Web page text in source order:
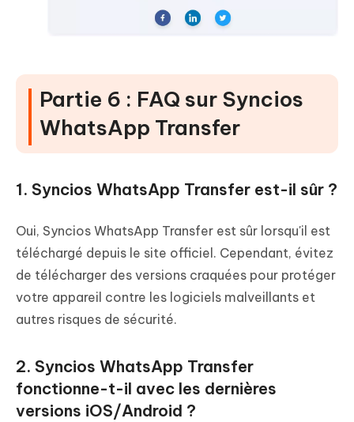
Partie 6 : FAQ sur Syncios
WhatsApp Transfer
1. Syncios WhatsApp Transfer est-il sûr ?
Oui, Syncios WhatsApp Transfer est sûr lorsqu'il est
téléchargé depuis le site officiel. Cependant, évitez
de télécharger des versions craquées pour protéger
votre appareil contre les logiciels malveillants et
autres risques de sécurité.
2. Syncios WhatsApp Transfer
fonctionne-t-il avec les dernières
versions iOS/Android ?